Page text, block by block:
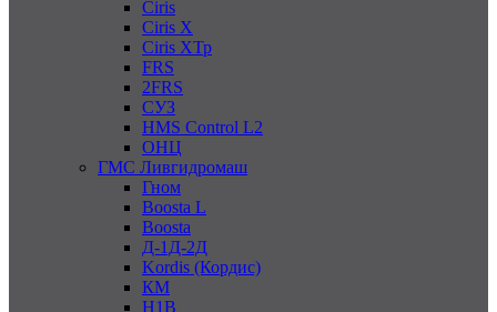
Ciris
Ciris X
Ciris ХТр
FRS
2FRS
СУЗ
HMS Control L2
ОНЦ
ГМС Ливгидромаш
Гном
Boosta L
Boosta
Д-1Д-2Д
Kordis (Кордис)
КМ
Н1В